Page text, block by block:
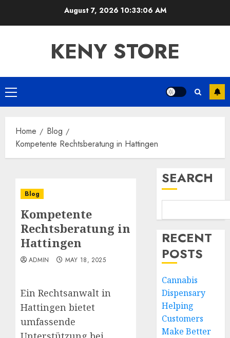
August 7, 202610:33:07 AM
KENY STORE
Primary
Menu
Home
Blog
Kompetente Rechtsberatung in Hattingen
Blog
Kompetente
Rechtsberatung in
Hattingen
ADMIN MAY 18, 2025
Ein Rechtsanwalt in
Hattingen bietet
umfassende
SEARCH
RECENT
POSTS
Cannabis
Dispensary
Helping
Customers
Make Better